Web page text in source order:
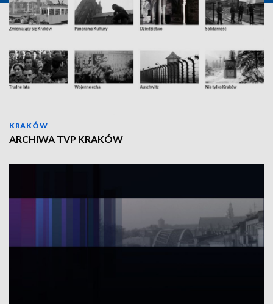
KRAKÓW
ARCHIWA TVP KRAKÓW